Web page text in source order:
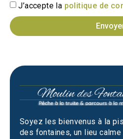
J’accepte la politique de
Soyez les bienvenus à la
des fontaines, un lieu